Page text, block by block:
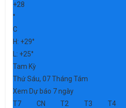
+28
°
C
H: +29°
L: +25°
Tam Kỳ
Thứ Sáu, 07 Tháng Tám
Xem Dự báo 7 ngày
T7
CN T2 T3 T4